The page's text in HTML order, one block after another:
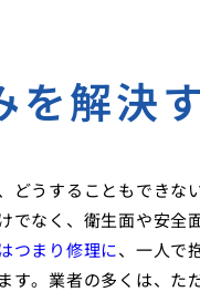
を解決
どうすることもでき
でなく、衛生面や安全
つまり修理に、一人で
す。業者の多くは、